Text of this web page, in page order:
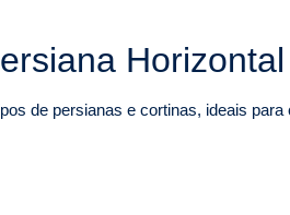
de persianas e cortinas, ideais